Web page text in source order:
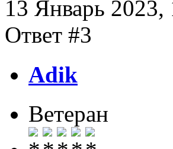
13 Январь 2023,
Ответ #3
Adik
Ветеран